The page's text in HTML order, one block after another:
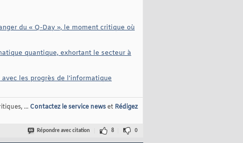
du « Q-Day », le moment critique où
quantique, exhortant le secteur à
les progrès de l'informatique
... Contactez le service newset Rédigez
Répondre avec citation 8 0